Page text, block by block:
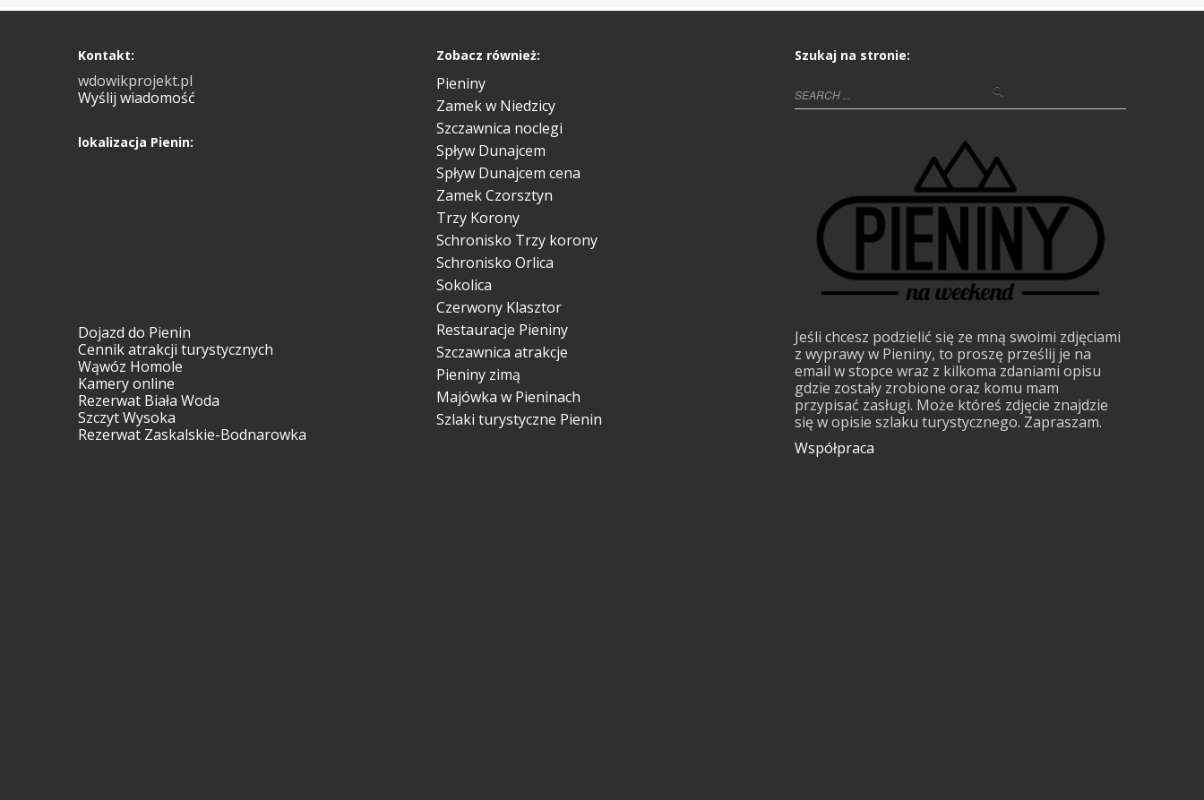
Kontakt:
wdowikprojekt.pl
Wyślij wiadomość
lokalizacja Pienin:
Dojazd do Pienin
Cennik atrakcji turystycznych
Wąwóz Homole
Kamery online
Rezerwat Biała Woda
Szczyt Wysoka
Rezerwat Zaskalskie-Bodnarowka
Zobacz również:
Pieniny
Zamek w Niedzicy
Szczawnica noclegi
Spływ Dunajcem
Spływ Dunajcem cena
Zamek Czorsztyn
Trzy Korony
Schronisko Trzy korony
Schronisko Orlica
Sokolica
Czerwony Klasztor
Restauracje Pieniny
Szczawnica atrakcje
Pieniny zimą
Majówka w Pieninach
Szlaki turystyczne Pienin
Szukaj na stronie:
Jeśli chcesz podzielić się ze mną swoimi zdjęciami
z wyprawy w Pieniny, to proszę prześlij je na
email w stopce wraz z kilkoma zdaniami opisu
gdzie zostały zrobione oraz komu mam
przypisać zasługi. Może któreś zdjęcie znajdzie
się w opisie szlaku turystycznego. Zapraszam.
Współpraca